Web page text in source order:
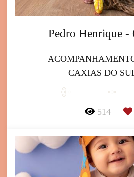
Pedro Henrique -
CAXIAS DO
514